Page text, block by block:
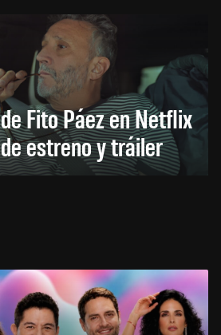
Fito Páez en Netflix
estreno y tráiler